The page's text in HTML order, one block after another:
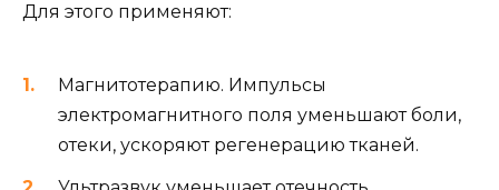
Для этого применяют:
Магнитотерапию. Импульсы
электромагнитного поля уменьшают боли,
отеки, ускоряют регенерацию тканей.